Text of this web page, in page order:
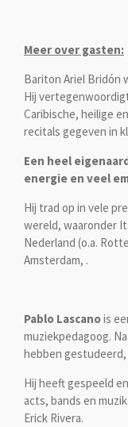
Meer over gasten:
Bariton Ariel Bridón
Hij
Caribische, heilige
recitals gegeven in
Een heel
energie en veel
Hij trad op in vele
wereld, waaronder
Nederland (o.a.
Amsterdam, .
Pablo Lascanois
muziekpedagoog.
hebben
Hij heeft gespeeld
acts, bands en
Erick Rivera.